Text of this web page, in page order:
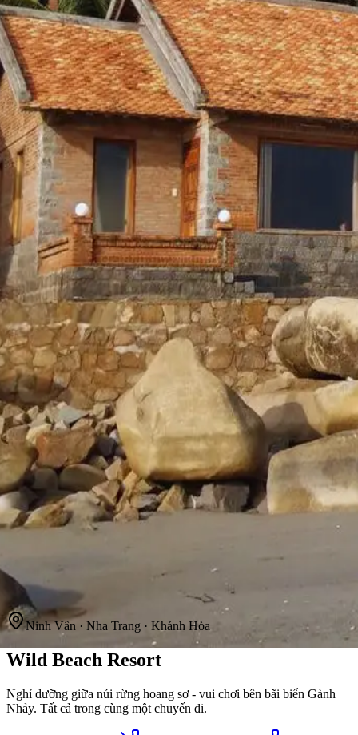
Ninh Vân · Nha Trang · Khánh Hòa
Wild Beach Resort
Nghỉ dưỡng giữa núi rừng hoang sơ - vui chơi bên bãi biển Gành
Nhảy. Tất cả trong cùng một chuyến đi.